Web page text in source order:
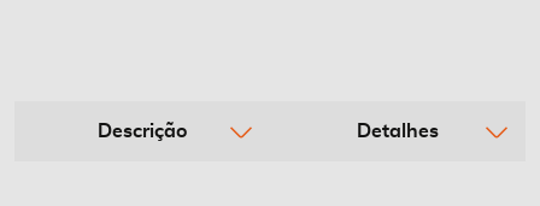
Descrição Detalhes